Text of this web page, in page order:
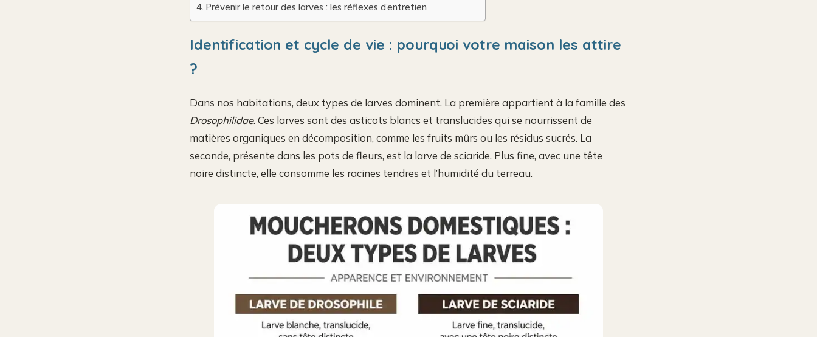
Prévenir le retour des larves : les réflexes d’entretien
Identification et cycle de vie : pourquoi votre maison les attire
?
Dans nos habitations, deux types de larves dominent. La première appartient à la famille des
Drosophilidae. Ces larves sont des asticots blancs et translucides qui se nourrissent de
matières organiques en décomposition, comme les fruits mûrs ou les résidus sucrés. La
seconde, présente dans les pots de fleurs, est la larve de sciaride. Plus fine, avec une tête
noire distincte, elle consomme les racines tendres et l’humidité du terreau.